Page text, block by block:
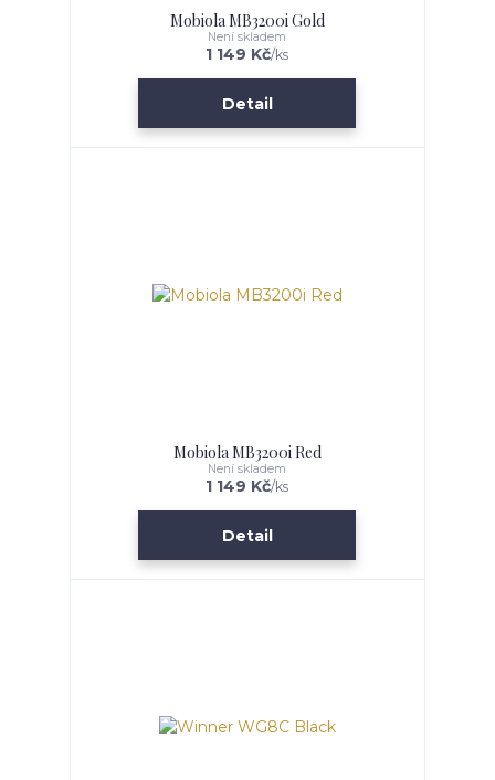
Mobiola MB3200i Gold
1 149 Kč/ks
Není skladem
Detail
Mobiola MB3200i Red
1 149 Kč/ks
Není skladem
Detail